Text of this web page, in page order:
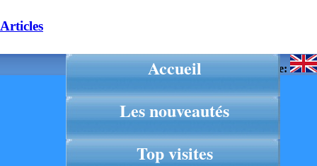
Articles
Langue:
Accueil
Les nouveautés
Top visites